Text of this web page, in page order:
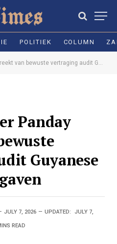
POLITIEK COLUMN
vertraging audit Guyanese overheidsuitgaven
Panday
Guyanese
JULY 7, 2026 UPDATED: JULY 7,
READ